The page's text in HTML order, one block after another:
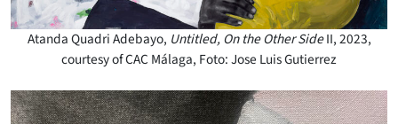
Atanda Quadri Adebayo, Untitled, On the Other SideII, 2023,
courtesy of CAC Málaga, Foto: Jose Luis Gutierrez